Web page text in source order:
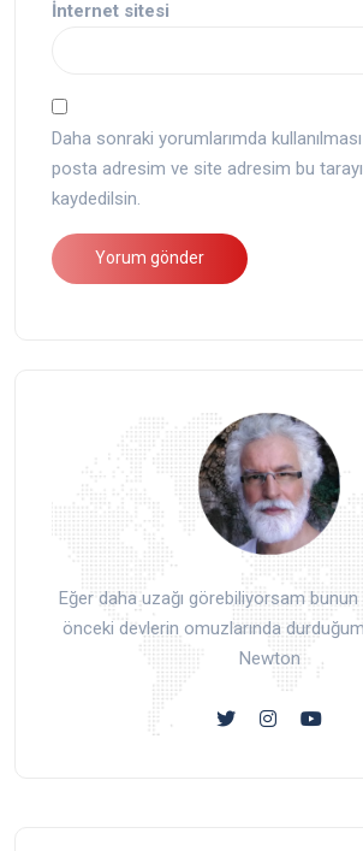
İnternet sitesi
Daha sonraki yorumlarımda
posta adresim ve site adresim bu
kaydedilsin.
Eğer daha uzağı görebiliyorsam
önceki devlerin omuzlarında
Newton